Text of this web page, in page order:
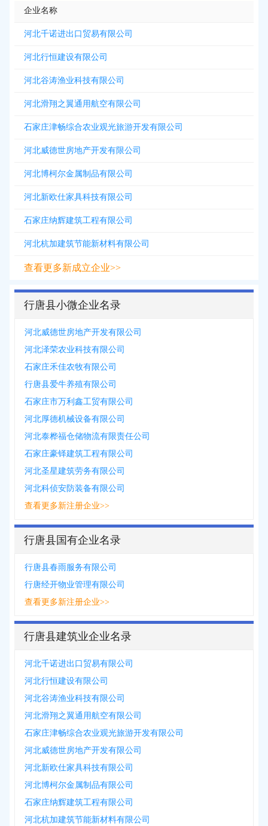
企业名称
河北千诺进出口贸易有限公司
河北行恒建设有限公司
河北谷涛渔业科技有限公司
河北滑翔之翼通用航空有限公司
石家庄津畅综合农业观光旅游开发有限公司
河北威德世房地产开发有限公司
河北博柯尔金属制品有限公司
河北新欧仕家具科技有限公司
石家庄纳辉建筑工程有限公司
河北杭加建筑节能新材料有限公司
查看更多新成立企业>>
行唐县小微企业名录
河北威德世房地产开发有限公司
河北泽荣农业科技有限公司
石家庄禾佳农牧有限公司
行唐县爱牛养殖有限公司
石家庄市万利鑫工贸有限公司
河北厚德机械设备有限公司
河北泰桦福仓储物流有限责任公司
石家庄豪铎建筑工程有限公司
河北圣星建筑劳务有限公司
河北科侦安防装备有限公司
查看更多新注册企业>>
行唐县国有企业名录
行唐县春雨服务有限公司
行唐经开物业管理有限公司
查看更多新注册企业>>
行唐县建筑业企业名录
河北千诺进出口贸易有限公司
河北行恒建设有限公司
河北谷涛渔业科技有限公司
河北滑翔之翼通用航空有限公司
石家庄津畅综合农业观光旅游开发有限公司
河北威德世房地产开发有限公司
河北新欧仕家具科技有限公司
河北博柯尔金属制品有限公司
石家庄纳辉建筑工程有限公司
河北杭加建筑节能新材料有限公司